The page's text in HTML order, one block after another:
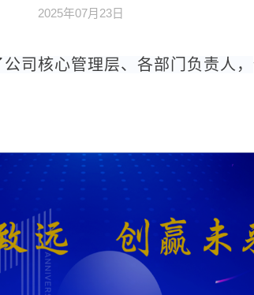
2025年07月23日
司核心管理层、各部门负责人，